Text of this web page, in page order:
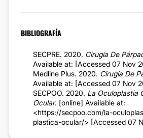
BIBLIOGRAFÍA
SECPRE. 2020. Cirugía De
Available at: [Accessed 07 Nov
Medline Plus. 2020. Cirugía De
Available at: [Accessed 07 Nov
SECPOO. 2020. La Oculoplastia
Ocular. [online] Available at:
<https://secpoo.com/la-
plastica-ocular/> [Accessed 07